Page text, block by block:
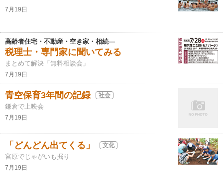
7月19日
高齢者住宅・不動産・空き家・相続―
税理士・専門家に聞いてみる
まとめて解決「無料相談会」
7月19日
青空保育3年間の記録 社会
鎌倉で上映会
7月19日
「どんどん出てくる」 文化
宮原でじゃがいも掘り
7月19日